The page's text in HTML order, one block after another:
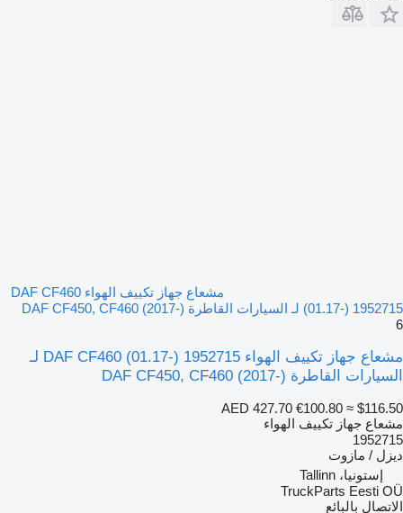
مشعاع جهاز تكييف الهواء DAF CF460
(01.17-) 1952715 لـ السيارات القاطرة DAF CF450, CF460 (2017-)
6
مشعاع جهاز تكييف الهواء DAF CF460 (01.17-) 1952715 لـ
السيارات القاطرة DAF CF450, CF460 (2017-)
AED 427.70 €100.80 ≈ $116.50
مشعاع جهاز تكييف الهواء
1952715
ديزل / مازوت
إستونيا، Tallinn
TruckParts Eesti OÜ
الاتصال بالبائع